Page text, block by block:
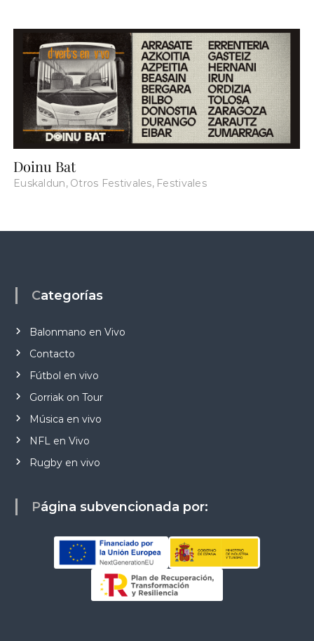
Doinu Bat
Euskaldun, Otros Festivales, Festivales
Categorías
Balonmano en Vivo
Contacto
Fútbol en vivo
Gorriak on Tour
Música en vivo
NFL en Vivo
Rugby en vivo
Página subvencionada por: